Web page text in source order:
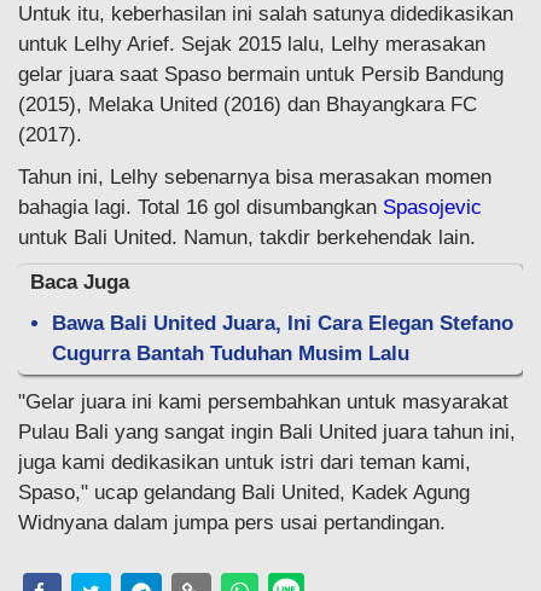
Untuk itu, keberhasilan ini salah satunya didedikasikan
untuk Lelhy Arief. Sejak 2015 lalu, Lelhy merasakan
gelar juara saat Spaso bermain untuk Persib Bandung
(2015), Melaka United (2016) dan Bhayangkara FC
(2017).
Tahun ini, Lelhy sebenarnya bisa merasakan momen
bahagia lagi. Total 16 gol disumbangkan Spasojevic
untuk Bali United. Namun, takdir berkehendak lain.
Baca Juga
Bawa Bali United Juara, Ini Cara Elegan Stefano
Cugurra Bantah Tuduhan Musim Lalu
"Gelar juara ini kami persembahkan untuk masyarakat
Pulau Bali yang sangat ingin Bali United juara tahun ini,
juga kami dedikasikan untuk istri dari teman kami,
Spaso," ucap gelandang Bali United, Kadek Agung
Widnyana dalam jumpa pers usai pertandingan.